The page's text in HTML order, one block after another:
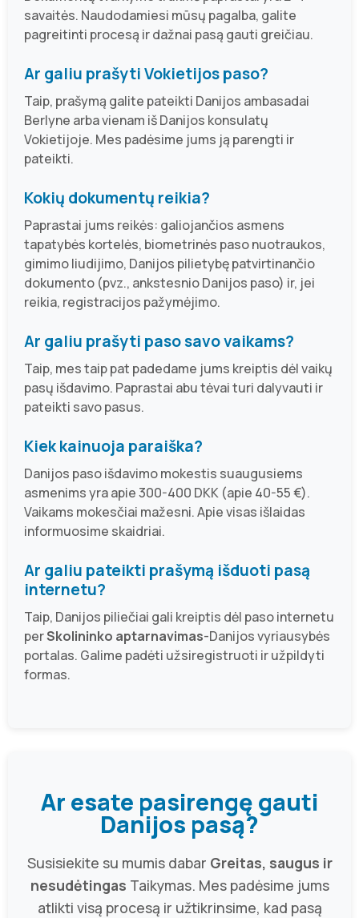
savaitės. Naudodamiesi mūsų pagalba, galite
pagreitinti procesą ir dažnai pasą gauti greičiau.
Ar galiu prašyti Vokietijos paso?
Taip, prašymą galite pateikti Danijos ambasadai
Berlyne arba vienam iš Danijos konsulatų
Vokietijoje. Mes padėsime jums ją parengti ir
pateikti.
Kokių dokumentų reikia?
Paprastai jums reikės: galiojančios asmens
tapatybės kortelės, biometrinės paso nuotraukos,
gimimo liudijimo, Danijos pilietybę patvirtinančio
dokumento (pvz., ankstesnio Danijos paso) ir, jei
reikia, registracijos pažymėjimo.
Ar galiu prašyti paso savo vaikams?
Taip, mes taip pat padedame jums kreiptis dėl vaikų
pasų išdavimo. Paprastai abu tėvai turi dalyvauti ir
pateikti savo pasus.
Kiek kainuoja paraiška?
Danijos paso išdavimo mokestis suaugusiems
asmenims yra apie 300-400 DKK (apie 40-55 €).
Vaikams mokesčiai mažesni. Apie visas išlaidas
informuosime skaidriai.
Ar galiu pateikti prašymą išduoti pasą
internetu?
Taip, Danijos piliečiai gali kreiptis dėl paso internetu
perSkolininko aptarnavimas-Danijos vyriausybės
portalas. Galime padėti užsiregistruoti ir užpildyti
formas.
Ar esate pasirengę gauti
Danijos pasą?
Susisiekite su mumis dabar Greitas, saugus ir
nesudėtingas Taikymas. Mes padėsime jums
atlikti visą procesą ir užtikrinsime, kad pasą